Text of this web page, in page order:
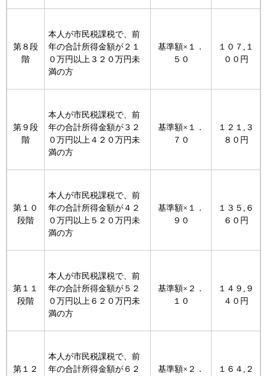
第８段
階
本人が市民税課税で、前
年の合計所得金額が２１
０万円以上３２０万円未
満の方
基準額×１．
５０
１０７,１
００円
第９段
階
本人が市民税課税で、前
年の合計所得金額が３２
０万円以上４２０万円未
満の方
基準額×１．
７０
１２１,３
８０円
第１０
段階
本人が市民税課税で、前
年の合計所得金額が４２
０万円以上５２０万円未
満の方
基準額×１．
９０
１３５,６
６０円
第１１
段階
本人が市民税課税で、前
年の合計所得金額が５２
０万円以上６２０万円未
満の方
基準額×２．
１０
１４９,９
４０円
第１２
本人が市民税課税で、前
年の合計所得金額が６２
基準額×２．
１６４,２